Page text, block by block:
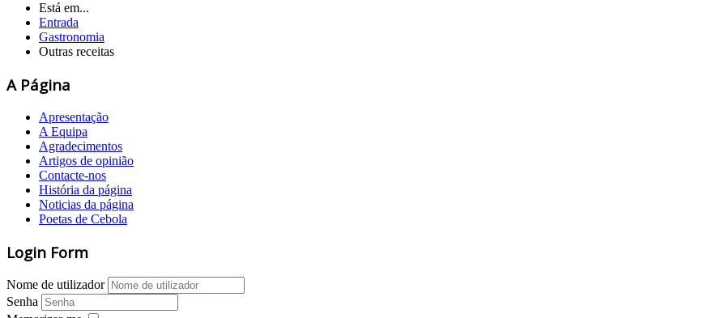
Está em...
Entrada
Gastronomia
Outras receitas
A Página
Apresentação
A Equipa
Agradecimentos
Artigos de opinião
Contacte-nos
História da página
Noticias da página
Poetas de Cebola
Login Form
Nome de utilizador
Senha